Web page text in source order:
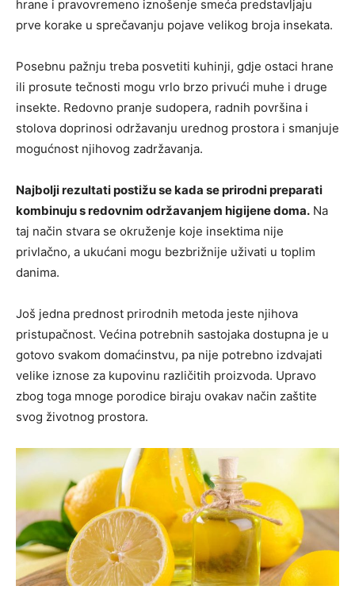
hrane i pravovremeno iznošenje smeća predstavljaju
prve korake u sprečavanju pojave velikog broja insekata.
Posebnu pažnju treba posvetiti kuhinji, gdje ostaci hrane
ili prosute tečnosti mogu vrlo brzo privući muhe i druge
insekte. Redovno pranje sudopera, radnih površina i
stolova doprinosi održavanju urednog prostora i smanjuje
mogućnost njihovog zadržavanja.
Najbolji rezultati postižu se kada se prirodni preparati
kombinuju s redovnim održavanjem higijene doma. Na
taj način stvara se okruženje koje insektima nije
privlačno, a ukućani mogu bezbrižnije uživati u toplim
danima.
Još jedna prednost prirodnih metoda jeste njihova
pristupačnost. Većina potrebnih sastojaka dostupna je u
gotovo svakom domaćinstvu, pa nije potrebno izdvajati
velike iznose za kupovinu različitih proizvoda. Upravo
zbog toga mnoge porodice biraju ovakav način zaštite
svog životnog prostora.